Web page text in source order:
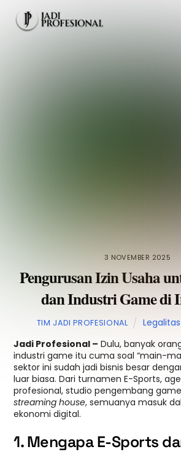
content
3 NOVEMBER 2025
Pengurusan Izin Usaha
dan Industri Game di
TIM JADI PROFESIONAL Legalitas
Jadi Profesional – Dulu, banyak
industri game itu cuma soal “main-
sektor ini sudah jadi bisnis besar
luar biasa. Dari turnamen E-Sports,
profesional, studio pengembang
streaming house, semuanya masuk
ekonomi digital.
1. Mengapa E-Sports